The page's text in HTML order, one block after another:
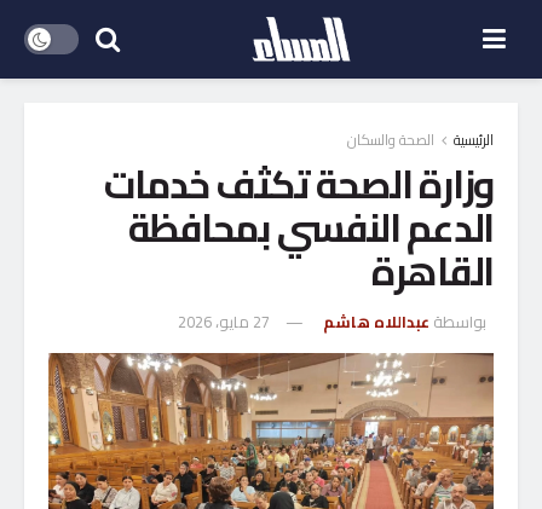
الرئيسية الصحة والسكان
وزارة الصحة تكثف خدمات
الدعم النفسي بمحافظة
القاهرة
بواسطة عبداللاه هاشم 27 مايو، 2026